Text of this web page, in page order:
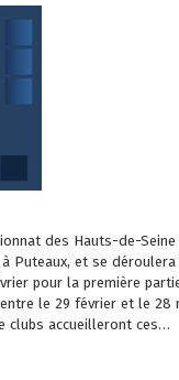
des Hauts-de-
Puteaux, et se
pour la première
entre le 29 février et le 28
clubs accueilleront ces…